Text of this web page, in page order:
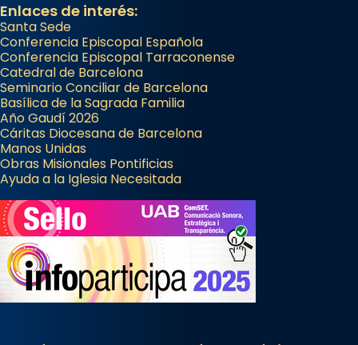
Enlaces de interés:
Santa Sede
Conferencia Episcopal Española
Conferencia Episcopal Tarraconense
Catedral de Barcelona
Seminario Conciliar de Barcelona
Basílica de la Sagrada Familia
Año Gaudí 2026
Cáritas Diocesana de Barcelona
Manos Unidas
Obras Misionales Pontificias
Ayuda a la Iglesia Necesitada